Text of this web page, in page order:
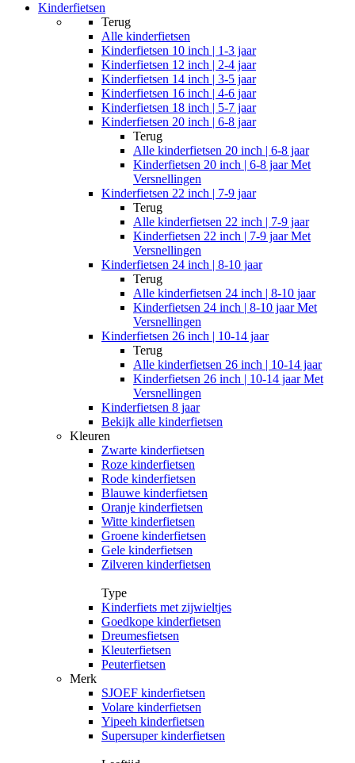
Kinderfietsen
Terug
Alle kinderfietsen
Kinderfietsen 10 inch | 1-3 jaar
Kinderfietsen 12 inch | 2-4 jaar
Kinderfietsen 14 inch | 3-5 jaar
Kinderfietsen 16 inch | 4-6 jaar
Kinderfietsen 18 inch | 5-7 jaar
Kinderfietsen 20 inch | 6-8 jaar
Terug
Alle kinderfietsen 20 inch | 6-8 jaar
Kinderfietsen 20 inch | 6-8 jaar Met
Versnellingen
Kinderfietsen 22 inch | 7-9 jaar
Terug
Alle kinderfietsen 22 inch | 7-9 jaar
Kinderfietsen 22 inch | 7-9 jaar Met
Versnellingen
Kinderfietsen 24 inch | 8-10 jaar
Terug
Alle kinderfietsen 24 inch | 8-10 jaar
Kinderfietsen 24 inch | 8-10 jaar Met
Versnellingen
Kinderfietsen 26 inch | 10-14 jaar
Terug
Alle kinderfietsen 26 inch | 10-14 jaar
Kinderfietsen 26 inch | 10-14 jaar Met
Versnellingen
Kinderfietsen 8 jaar
Bekijk alle kinderfietsen
Kleuren
Zwarte kinderfietsen
Roze kinderfietsen
Rode kinderfietsen
Blauwe kinderfietsen
Oranje kinderfietsen
Witte kinderfietsen
Groene kinderfietsen
Gele kinderfietsen
Zilveren kinderfietsen
Type
Kinderfiets met zijwieltjes
Goedkope kinderfietsen
Dreumesfietsen
Kleuterfietsen
Peuterfietsen
Merk
SJOEF kinderfietsen
Volare kinderfietsen
Yipeeh kinderfietsen
Supersuper kinderfietsen